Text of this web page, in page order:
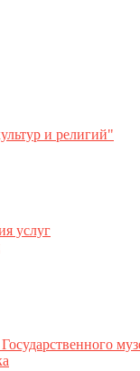
услуг